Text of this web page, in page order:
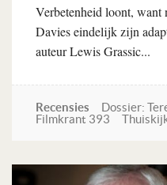
Verbetenheid loont, want
Davies eindelijk zijn
auteur Lewis Grassic...
Recensies
Dossier:
Filmkrant 393
Lees verder